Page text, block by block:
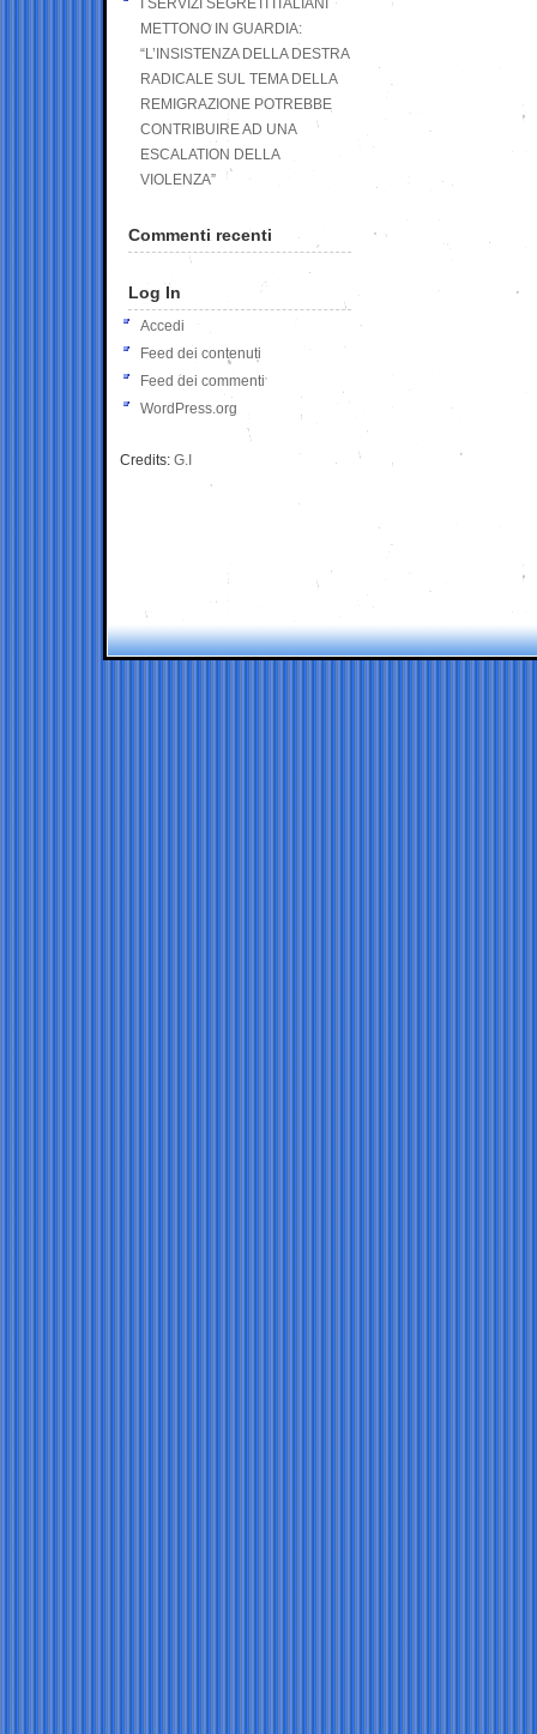
I SERVIZI SEGRETI ITALIANI
METTONO IN GUARDIA:
“L’INSISTENZA DELLA DESTRA
RADICALE SUL TEMA DELLA
REMIGRAZIONE POTREBBE
CONTRIBUIRE AD UNA
ESCALATION DELLA
VIOLENZA”
Commenti recenti
Log In
Accedi
Feed dei contenuti
Feed dei commenti
WordPress.org
Credits: G.I